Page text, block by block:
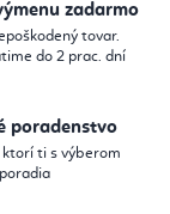
zadarmo
tovar.
do 2 prac. dní
poradenstvo
ti s výberom
poradia